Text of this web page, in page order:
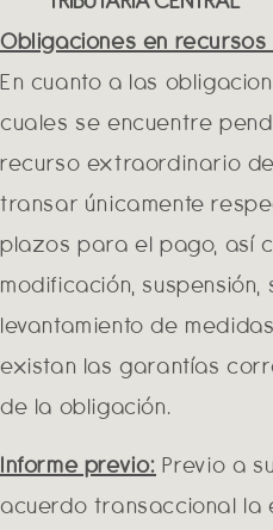
Obligaciones en
En cuanto a las
cuales se encuentre
recurso extraordinario
transar únicamente
plazos para el pago, así
modificación, suspensión,
levantamiento de
existan las garantías
de la obligación.
Informe previo: Previo a
acuerdo transaccional